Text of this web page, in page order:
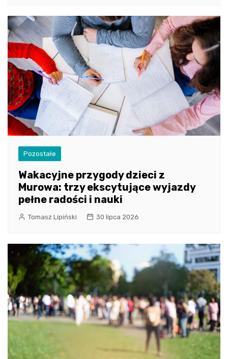
Pozostałe
Wakacyjne przygody dzieci z
Murowa: trzy ekscytujące wyjazdy
pełne radości i nauki
Tomasz Lipiński 30 lipca 2026